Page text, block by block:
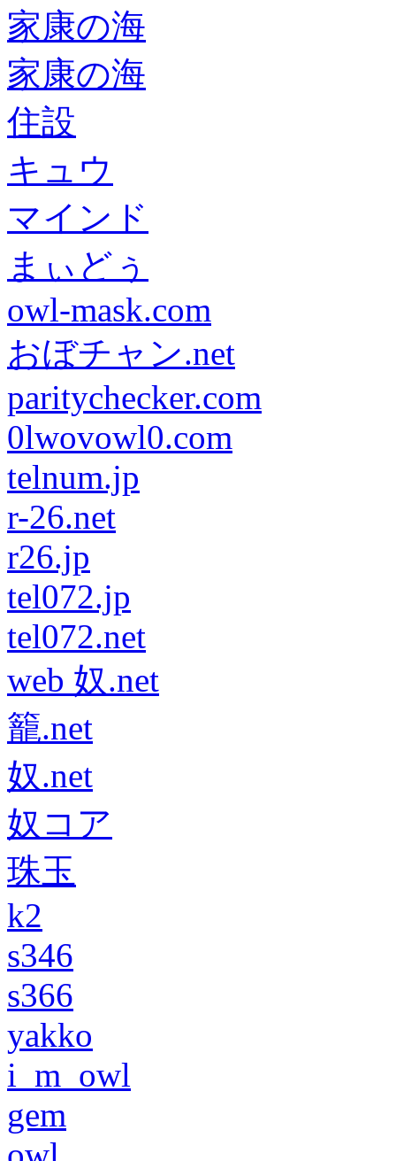
家康の海
家康の海
住設
キュウ
マインド
まぃどぅ
owl-mask.com
おぼチャン.net
paritychecker.com
0lwovowl0.com
telnum.jp
r-26.net
r26.jp
tel072.jp
tel072.net
web 奴.net
籠.net
奴.net
奴コア
珠玉
k2
s346
s366
yakko
i_m_owl
gem